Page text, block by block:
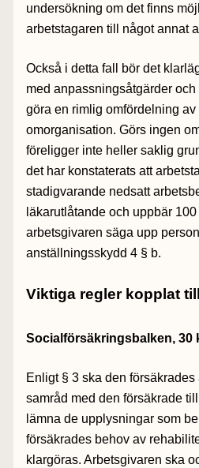
undersökning om det finns
arbetstagaren till något annat
Också i detta fall bör det
med anpassningsåtgärder
göra en rimlig omfördelning
omorganisation. Görs ingen
föreligger inte heller saklig
det har konstaterats att
stadigvarande nedsatt
läkarutlåtande och uppbär
arbetsgivaren säga upp
anställningsskydd 4 § b.
Viktiga regler kopplat
Socialförsäkringsbalken, 30
Enligt § 3 ska den
samråd med den försäkrade
lämna de upplysningar som
försäkrades behov av
klargöras. Arbetsgivaren ska